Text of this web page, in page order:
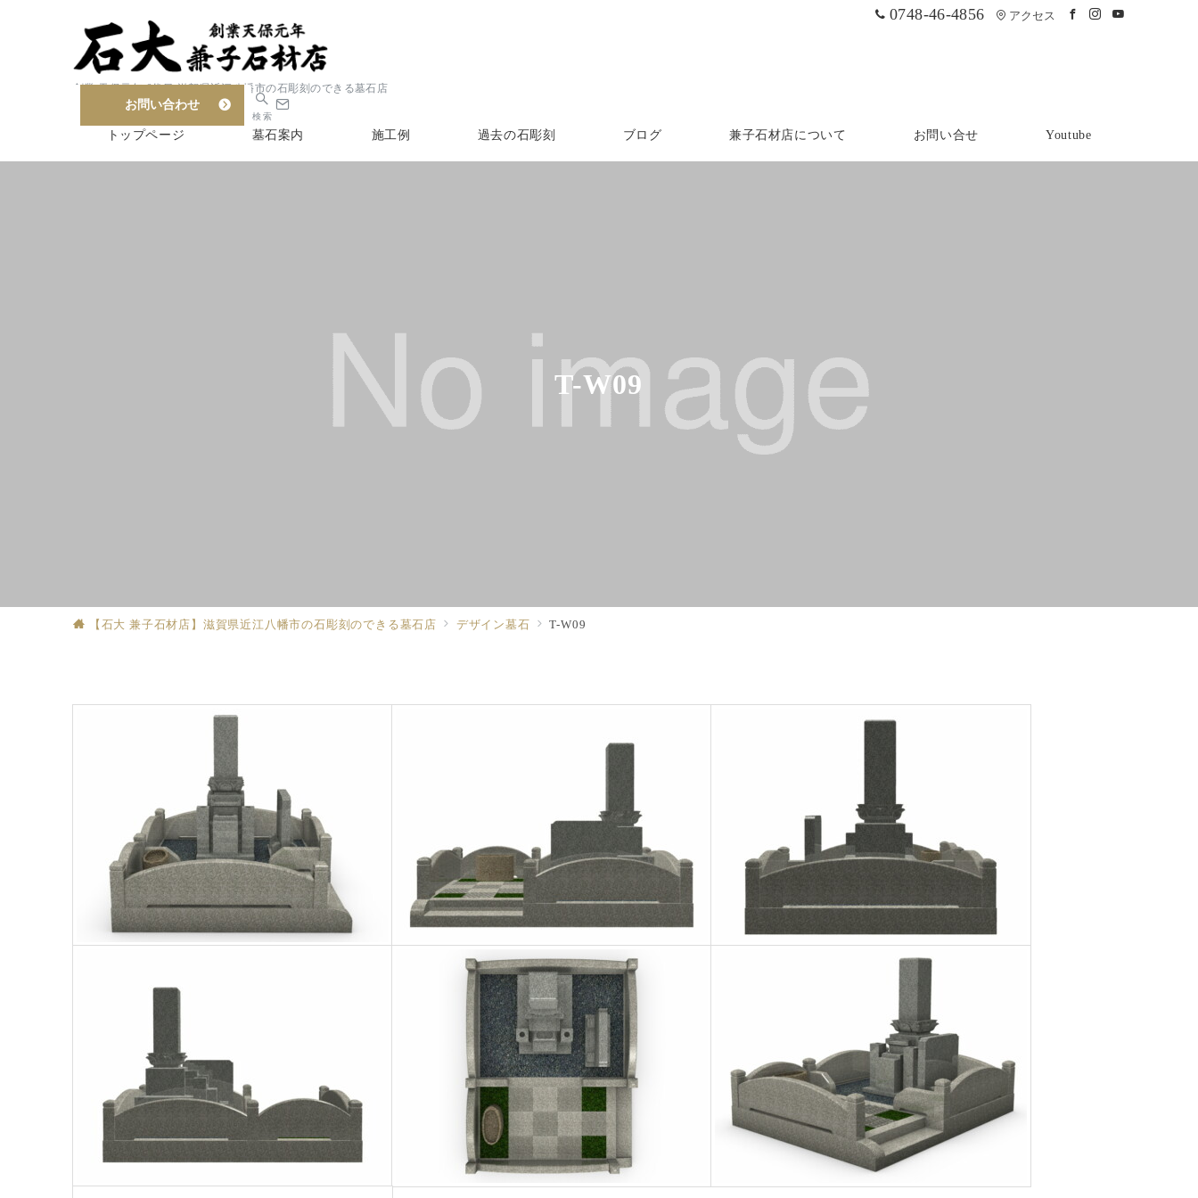
0748-46-4856 アクセス
創業 天保元年 6代目 滋賀県近江八幡市の石彫刻のできる墓石店
お問い合わせ
検索
トップページ 墓石案内 施工例 過去の石彫刻 ブログ 兼子石材店について お問い合せ Youtube
T-W09
【石大 兼子石材店】滋賀県近江八幡市の石彫刻のできる墓石店 デザイン墓石 T-W09